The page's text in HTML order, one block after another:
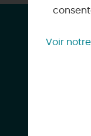
Voir